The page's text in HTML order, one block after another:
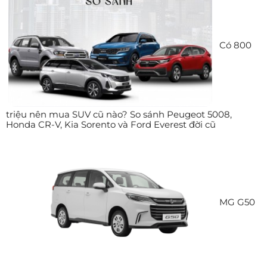
Có 800
triệu nên mua SUV cũ nào? So sánh Peugeot 5008,
Honda CR-V, Kia Sorento và Ford Everest đời cũ
MG G50